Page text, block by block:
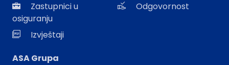
Zastupnici u
osiguranju
Izvještaji
Odgovornost
ASA Grupa